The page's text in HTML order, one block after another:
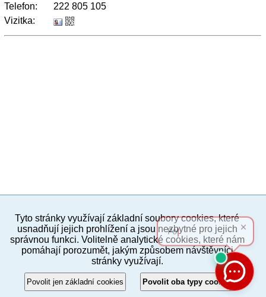
Telefon:
222 805 105
Vizitka:
PC verze ENG
Povinné a praktické informace
© 2012–2019 MČ Praha 8
Tyto stránky využívají základní soubory cookies, které
usnadňují jejich prohlížení a jsou nezbytné pro jejich
správnou funkci. Volitelně analytické cookies, které nám
pomáhají porozumět, jakým způsobem návštěvníci
stránky využívají.
Povolit jen základní cookies Povolit oba typy cookies